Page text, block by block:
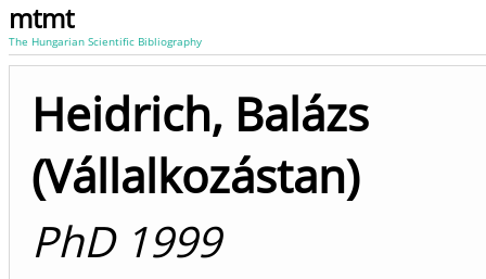
mtmt
The Hungarian Scientific Bibliography
Heidrich, Balázs
(Vállalkozástan)
PhD 1999